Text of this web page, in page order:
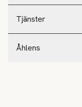
Tjänster
Åhlens